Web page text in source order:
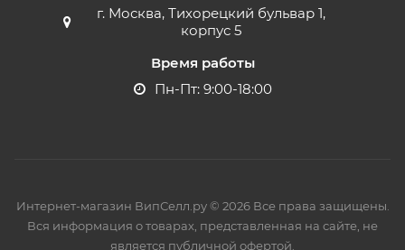
г. Москва, Тихорецкий бульвар 1,
корпус 5
Время работы
Пн-Пт: 9:00-18:00
Интернет-магазин ВипСелл.ру © 2026 Все права защищены.
Вся информация о товарах, представленная на сайте, не
является публичной офертой.